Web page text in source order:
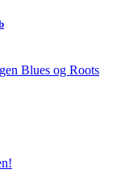
Blues og Roots